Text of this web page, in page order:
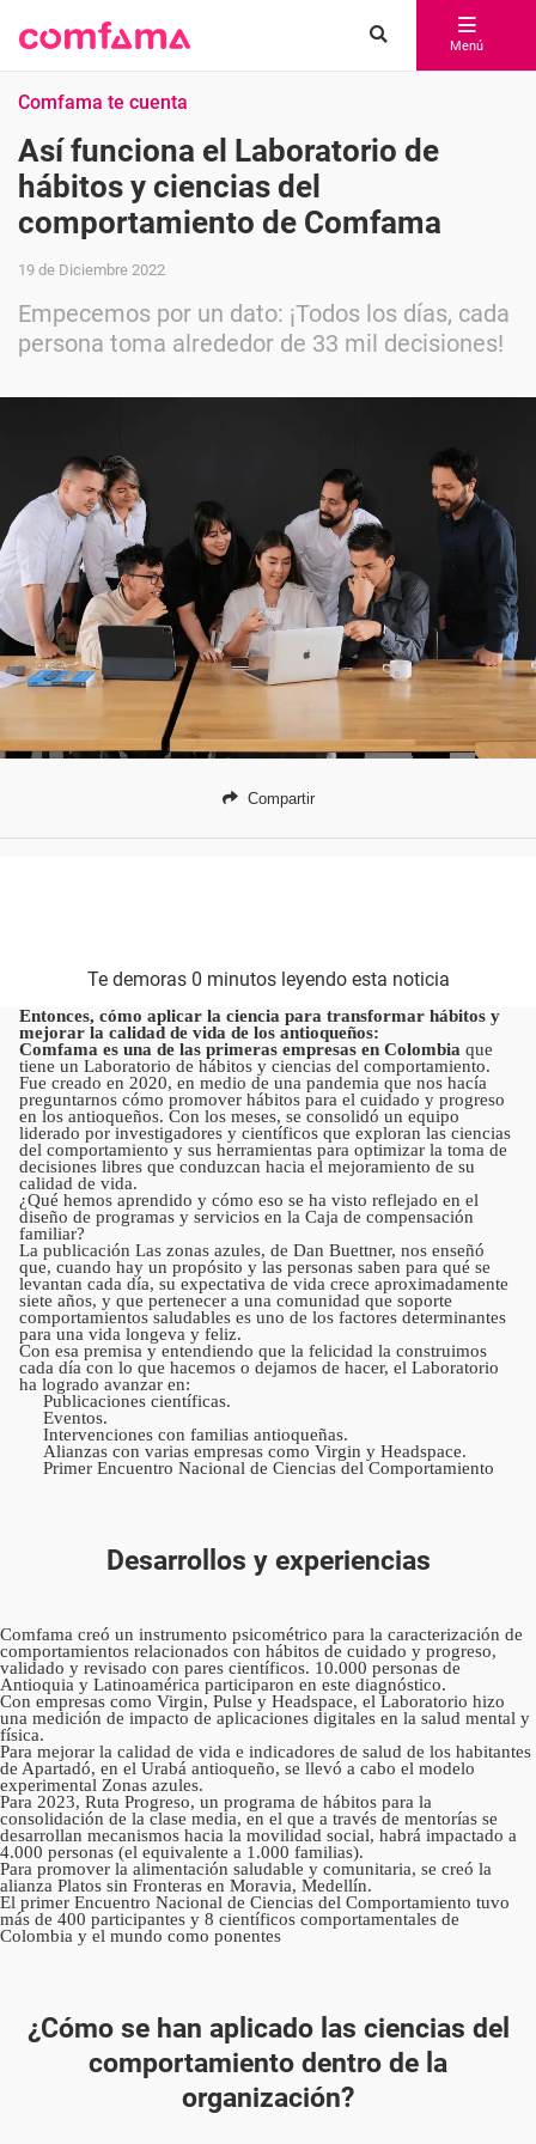
Menú
Comfama te cuenta
Así funciona el Laboratorio de
hábitos y ciencias del
comportamiento de Comfama
19 de Diciembre 2022
Empecemos por un dato: ¡Todos los días, cada
persona toma alrededor de 33 mil decisiones!
Compartir
Compartir
Te demoras 0 minutos leyendo esta noticia
Entonces, cómo aplicar la ciencia para transformar hábitos y
mejorar la calidad de vida de los antioqueños:
Comfama es una de las primeras empresas en Colombia que
tiene un Laboratorio de hábitos y ciencias del comportamiento.
Fue creado en 2020, en medio de una pandemia que nos hacía
preguntarnos cómo promover hábitos para el cuidado y progreso
en los antioqueños. Con los meses, se consolidó un equipo
liderado por investigadores y científicos que exploran las ciencias
del comportamiento y sus herramientas para optimizar la toma de
decisiones libres que conduzcan hacia el mejoramiento de su
calidad de vida.
¿Qué hemos aprendido y cómo eso se ha visto reflejado en el
diseño de programas y servicios en la Caja de compensación
familiar?
La publicación Las zonas azules, de Dan Buettner, nos enseñó
que, cuando hay un propósito y las personas saben para qué se
levantan cada día, su expectativa de vida crece aproximadamente
siete años, y que pertenecer a una comunidad que soporte
comportamientos saludables es uno de los factores determinantes
para una vida longeva y feliz.
Con esa premisa y entendiendo que la felicidad la construimos
cada día con lo que hacemos o dejamos de hacer, el Laboratorio
ha logrado avanzar en:
Publicaciones científicas.
Eventos.
Intervenciones con familias antioqueñas.
Alianzas con varias empresas como Virgin y Headspace.
Primer Encuentro Nacional de Ciencias del Comportamiento
Desarrollos y experiencias
Comfama creó un instrumento psicométrico para la caracterización de
comportamientos relacionados con hábitos de cuidado y progreso,
validado y revisado con pares científicos. 10.000 personas de
Antioquia y Latinoamérica participaron en este diagnóstico.
Con empresas como Virgin, Pulse y Headspace, el Laboratorio hizo
una medición de impacto de aplicaciones digitales en la salud mental y
física.
Para mejorar la calidad de vida e indicadores de salud de los habitantes
de Apartadó, en el Urabá antioqueño, se llevó a cabo el modelo
experimental Zonas azules.
Para 2023, Ruta Progreso, un programa de hábitos para la
consolidación de la clase media, en el que a través de mentorías se
desarrollan mecanismos hacia la movilidad social, habrá impactado a
4.000 personas (el equivalente a 1.000 familias).
Para promover la alimentación saludable y comunitaria, se creó la
alianza Platos sin Fronteras en Moravia, Medellín.
El primer Encuentro Nacional de Ciencias del Comportamiento tuvo
más de 400 participantes y 8 científicos comportamentales de
Colombia y el mundo como ponentes
¿Cómo se han aplicado las ciencias del
comportamiento dentro de la
organización?